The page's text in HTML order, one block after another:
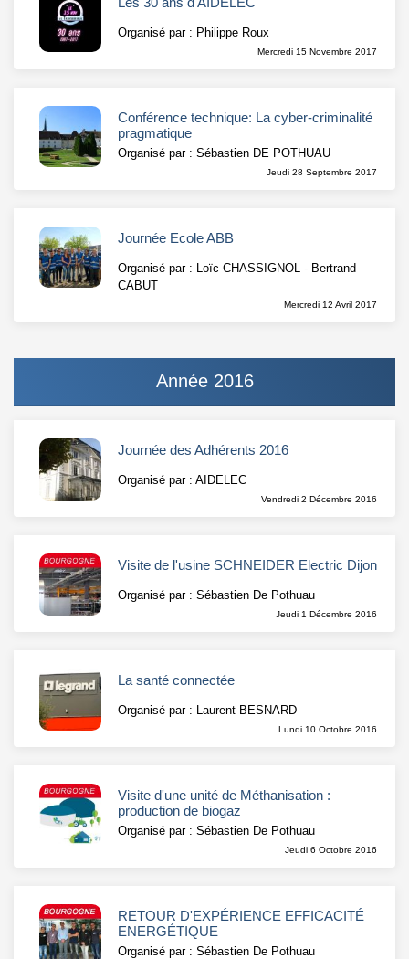
Organisé par : Philippe Roux
Mercredi 15 Novembre 2017
Conférence technique: La cyber-criminalité
pragmatique
Organisé par : Sébastien DE POTHUAU
Jeudi 28 Septembre 2017
Journée Ecole ABB
Organisé par : Loïc CHASSIGNOL - Bertrand
CABUT
Mercredi 12 Avril 2017
Année 2016
Journée des Adhérents 2016
Organisé par : AIDELEC
Vendredi 2 Décembre 2016
Visite de l'usine SCHNEIDER Electric Dijon
Organisé par : Sébastien De Pothuau
Jeudi 1 Décembre 2016
La santé connectée
Organisé par : Laurent BESNARD
Lundi 10 Octobre 2016
Visite d'une unité de Méthanisation :
production de biogaz
Organisé par : Sébastien De Pothuau
Jeudi 6 Octobre 2016
RETOUR D'EXPÉRIENCE EFFICACITÉ
ENERGÉTIQUE
Organisé par : Sébastien De Pothuau